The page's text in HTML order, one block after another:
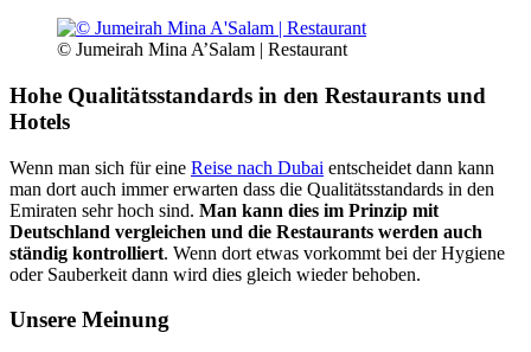
© Jumeirah Mina A’Salam | Restaurant
Hohe Qualitätsstandards in den Restaurants und
Hotels
Wenn man sich für eine Reise nach Dubai entscheidet dann kann
man dort auch immer erwarten dass die Qualitätsstandards in den
Emiraten sehr hoch sind. Man kann dies im Prinzip mit
Deutschland vergleichen und die Restaurants werden auch
ständig kontrolliert. Wenn dort etwas vorkommt bei der Hygiene
oder Sauberkeit dann wird dies gleich wieder behoben.
Unsere Meinung